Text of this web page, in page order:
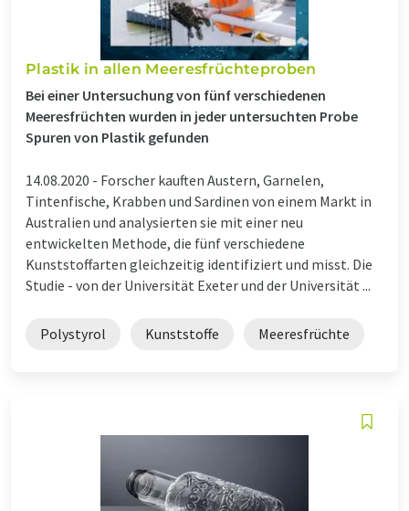
Plastik in allen Meeresfrüchteproben
Bei einer Untersuchung von fünf verschiedenen
Meeresfrüchten wurden in jeder untersuchten Probe
Spuren von Plastik gefunden
14.08.2020 - Forscher kauften Austern, Garnelen,
Tintenfische, Krabben und Sardinen von einem Markt in
Australien und analysierten sie mit einer neu
entwickelten Methode, die fünf verschiedene
Kunststoffarten gleichzeitig identifiziert und misst. Die
Studie - von der Universität Exeter und der Universität ...
Polystyrol Kunststoffe Meeresfrüchte